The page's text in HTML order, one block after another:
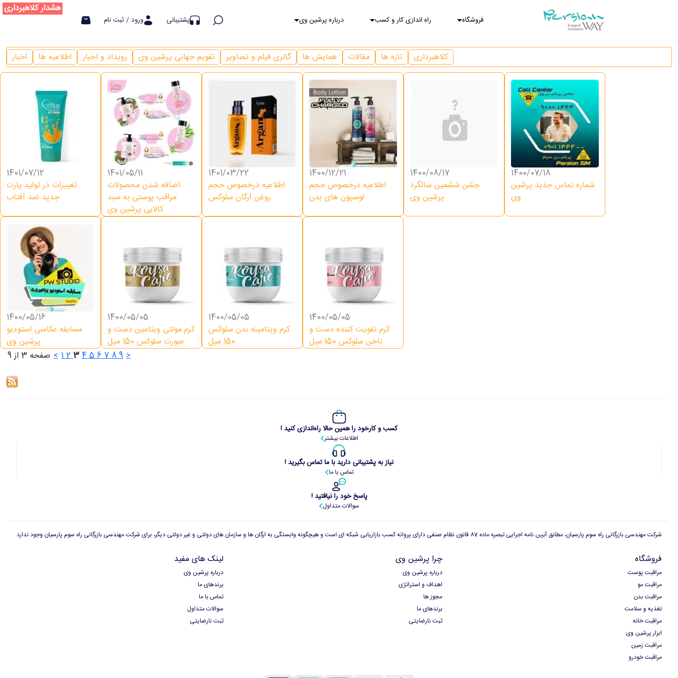
فروشگاه راه اندازی کار و کسب درباره پرشین وی پشتیبانی ورود / ثبت نام
هشدار کلاهبرداری
اخبار اطلاعیه ها رویداد و اخبار تقویم جهانی پرشین وی گالری فیلم و تصاویر همایش ها مقالات تازه ها کلاهبرداری
1401/07/12
تغییرات در تولید پارت
جدید ضد آفتاب
1401/05/11
اضافه شدن محصولات
مراقب پوستی به سبد
کالایی پرشین وی
1401/03/22
اطلاعیه درخصوص حجم
روغن آرگان سلوکس
1400/12/21
اطلاعیه درخصوص حجم
لوسیون های بدن
1400/08/17
جشن ششمین سالگرد
پرشین وی
1400/07/18
شماره تماس جدید پرشین
وی
1400/05/16
مسابقه عکاسی استودیو
پرشین وی
1400/05/05
کرم مولتی ویتامین دست و
صورت سلوکس 150 میل
1400/05/05
کرم ویتامینه بدن سلوکس
150 میل
1400/05/05
کرم تقویت کننده دست و
ناخن سلوکس 150 میل
صفحه 3 از 9 < 123456789 >
کسب و کارخود را همین حالا راه‌اندازی کنید !
اطلاعات بیشتر
نیاز به پشتیبانی دارید با ما تماس بگیرید !
تماس با ما
پاسخ خود را نیافتید !
سوالات متداول
شرکت مهندسی بازرگانی راه سوم پارسیان، مطابق آیین نامه اجرایی تبصره ماده 87 قانون نظام صنفی دارای پروانه کسب بازاریابی شبکه ای است و هیچگونه وابستگی به ارگان ها و سازمان های دولتی و غیر دولتی دیگر، برای شرکت مهندسی بازرگانی راه سوم پارسیان وجود ندارد
فروشگاه
مراقبت پوست
مراقبت مو
مراقبت بدن
تغذیه و سلامت
مراقبت خانه
ابزار پرشین وی
مراقبت زمین
مراقبت خودرو
چرا پرشین وی
درباره پرشین وی
اهداف و استراتژی
مجوز ها
برندهای ما
ثبت نارضایتی
لینک های مفید
درباره پرشین وی
برندهای ما
تماس با ما
سوالات متداول
ثبت نارضایتی